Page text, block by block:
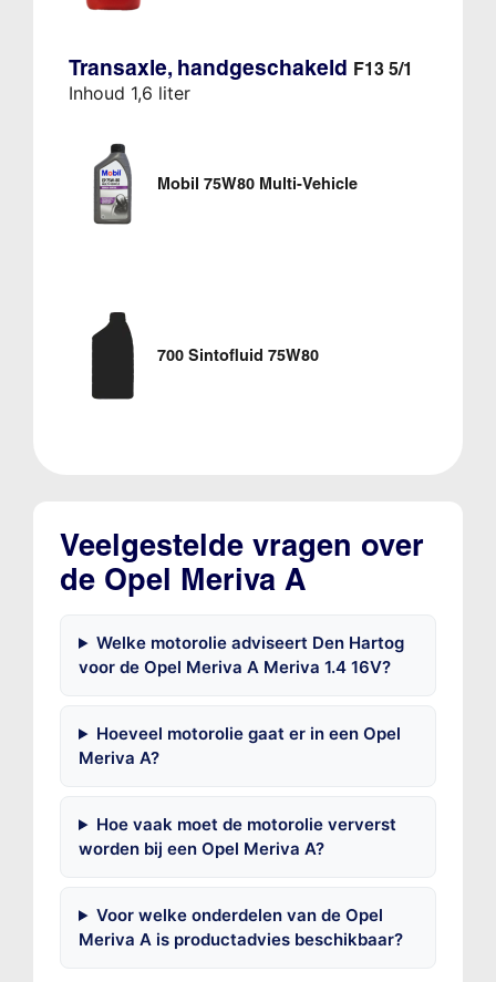
Transaxle, handgeschakeld F13 5/1
Inhoud 1,6 liter
Mobil 75W80 Multi-Vehicle
700 Sintofluid 75W80
Veelgestelde vragen over
de Opel Meriva A
Welke motorolie adviseert Den Hartog
voor de Opel Meriva A Meriva 1.4 16V?
Hoeveel motorolie gaat er in een Opel
Meriva A?
Hoe vaak moet de motorolie ververst
worden bij een Opel Meriva A?
Voor welke onderdelen van de Opel
Meriva A is productadvies beschikbaar?